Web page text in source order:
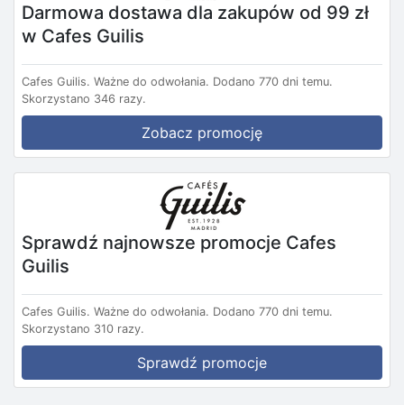
Darmowa dostawa dla zakupów od 99 zł
w Cafes Guilis
Cafes Guilis. Ważne do odwołania. Dodano 770 dni temu.
Skorzystano 346 razy.
Zobacz promocję
Sprawdź najnowsze promocje Cafes
Guilis
Cafes Guilis. Ważne do odwołania. Dodano 770 dni temu.
Skorzystano 310 razy.
Sprawdź promocje